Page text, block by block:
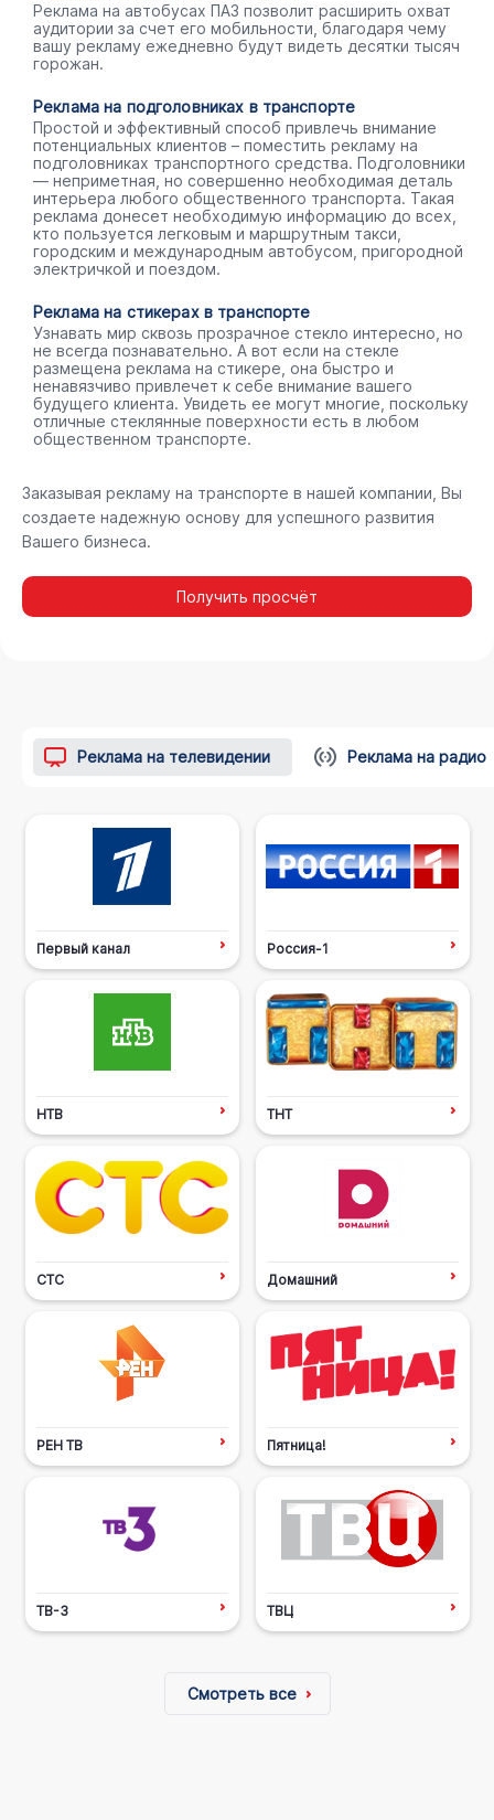
Реклама на автобусах ПАЗ позволит расширить охват
аудитории за счет его мобильности, благодаря чему
вашу рекламу ежедневно будут видеть десятки тысяч
горожан.
Реклама на подголовниках в транспорте
Простой и эффективный способ привлечь внимание
потенциальных клиентов – поместить рекламу на
подголовниках транспортного средства. Подголовники
— неприметная, но совершенно необходимая деталь
интерьера любого общественного транспорта. Такая
реклама донесет необходимую информацию до всех,
кто пользуется легковым и маршрутным такси,
городским и международным автобусом, пригородной
электричкой и поездом.
Реклама на стикерах в транспорте
Узнавать мир сквозь прозрачное стекло интересно, но
не всегда познавательно. А вот если на стекле
размещена реклама на стикере, она быстро и
ненавязчиво привлечет к себе внимание вашего
будущего клиента. Увидеть ее могут многие, поскольку
отличные стеклянные поверхности есть в любом
общественном транспорте.
Заказывая рекламу на транспорте в нашей компании, Вы
создаете надежную основу для успешного развития
Вашего бизнеса.
Получить просчёт
Реклама на телевидении Реклама на радио
Первый канал Россия-1
НТВ ТНТ
СТС Домашний
РЕН ТВ Пятница!
ТВ-3 ТВЦ
Смотреть все